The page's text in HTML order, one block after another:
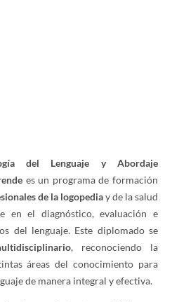
del Lenguaje y Abordaje
es un programa de formación
de la logopediay de la salud
en el diagnóstico, evaluación e
del lenguaje. Este diplomado se
, reconociendo la
áreas del conocimiento para
de manera integral y efectiva.